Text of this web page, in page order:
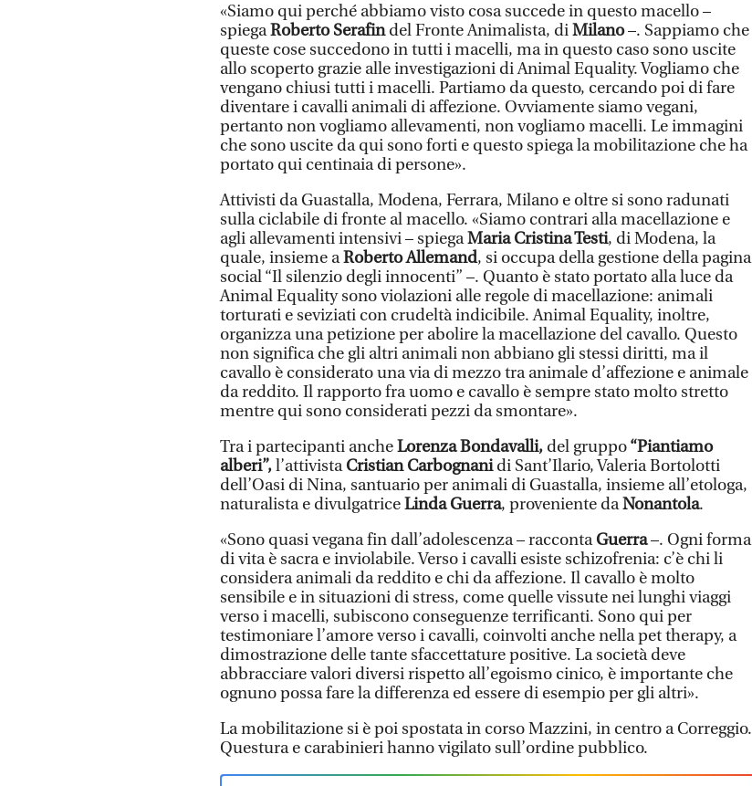
«Siamo qui perché abbiamo visto cosa succede in questo macello –
spiegaRoberto Serafindel Fronte Animalista, diMilano–. Sappiamo che
queste cose succedono in tutti i macelli, ma in questo caso sono uscite
allo scoperto grazie alle investigazioni di Animal Equality. Vogliamo che
vengano chiusi tutti i macelli. Partiamo da questo, cercando poi di fare
diventare i cavalli animali di affezione. Ovviamente siamo vegani,
pertanto non vogliamo allevamenti, non vogliamo macelli. Le immagini
che sono uscite da qui sono forti e questo spiega la mobilitazione che ha
portato qui centinaia di persone».
Attivisti da Guastalla, Modena, Ferrara, Milano e oltre si sono radunati
sulla ciclabile di fronte al macello. «Siamo contrari alla macellazione e
agli allevamenti intensivi – spiegaMaria Cristina Testi, di Modena, la
quale, insieme aRoberto Allemand, si occupa della gestione della pagina
social “Il silenzio degli innocenti” –. Quanto è stato portato alla luce da
Animal Equality sono violazioni alle regole di macellazione: animali
torturati e seviziati con crudeltà indicibile. Animal Equality, inoltre,
organizza una petizione per abolire la macellazione del cavallo. Questo
non significa che gli altri animali non abbiano gli stessi diritti, ma il
cavallo è considerato una via di mezzo tra animale d’affezione e animale
da reddito. Il rapporto fra uomo e cavallo è sempre stato molto stretto
mentre qui sono considerati pezzi da smontare».
Tra i partecipanti ancheLorenza Bondavalli, del gruppo“Piantiamo
alberi”,l’attivistaCristian Carbognanidi Sant’Ilario, Valeria Bortolotti
dell’Oasi di Nina, santuario per animali di Guastalla, insieme all’etologa,
naturalista e divulgatriceLinda Guerra, proveniente daNonantola.
«Sono quasi vegana fin dall’adolescenza – raccontaGuerra–. Ogni forma
di vita è sacra e inviolabile. Verso i cavalli esiste schizofrenia: c’è chi li
considera animali da reddito e chi da affezione. Il cavallo è molto
sensibile e in situazioni di stress, come quelle vissute nei lunghi viaggi
verso i macelli, subiscono conseguenze terrificanti. Sono qui per
testimoniare l’amore verso i cavalli, coinvolti anche nella pet therapy, a
dimostrazione delle tante sfaccettature positive. La società deve
abbracciare valori diversi rispetto all’egoismo cinico, è importante che
ognuno possa fare la differenza ed essere di esempio per gli altri».
La mobilitazione si è poi spostata in corso Mazzini, in centro a Correggio.
Questura e carabinieri hanno vigilato sull’ordine pubblico.